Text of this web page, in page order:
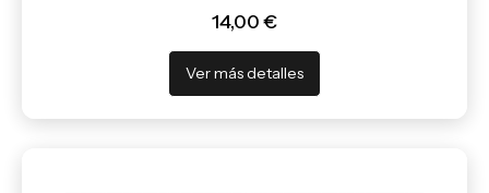
14,00 €
Ver más detalles